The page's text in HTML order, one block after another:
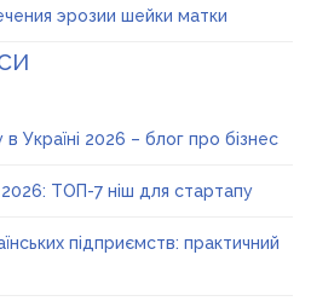
эрозии шейки матки
в Україні 2026 – блог про бізнес
2026: ТОП-7 ніш для стартапу
підприємств: практичний